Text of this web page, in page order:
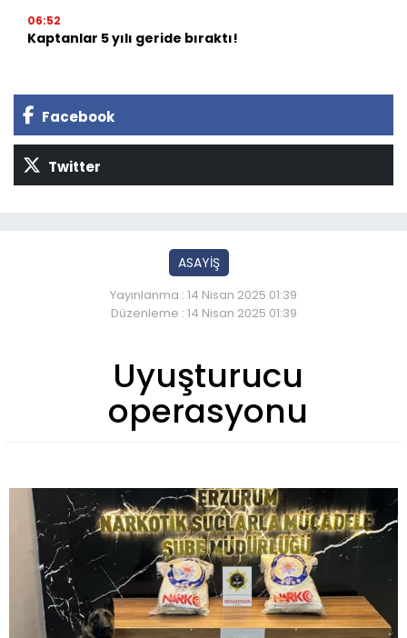
06:52
Kaptanlar 5 yılı geride bıraktı!
Facebook
Twitter
ASAYİŞ
Yayınlanma : 14 Nisan 2025 01:39
Düzenleme : 14 Nisan 2025 01:39
Uyuşturucu
operasyonu